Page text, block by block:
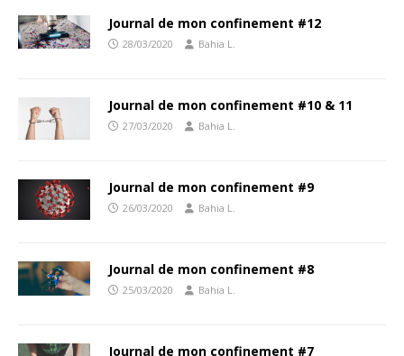
Journal de mon confinement #12
28/03/2020 Bahia L.
Journal de mon confinement #10 & 11
27/03/2020 Bahia L.
Journal de mon confinement #9
26/03/2020 Bahia L.
Journal de mon confinement #8
25/03/2020 Bahia L.
Journal de mon confinement #7